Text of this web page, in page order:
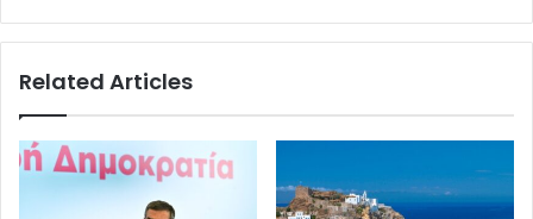
Related Articles